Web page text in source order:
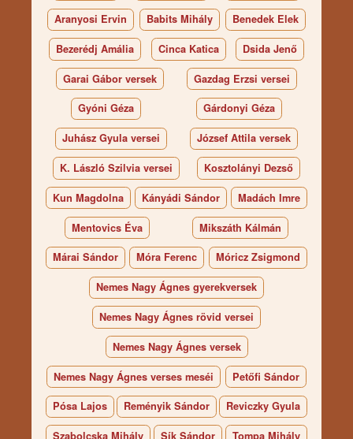
Aranyosi Ervin Babits Mihály Benedek Elek
Bezerédj Amália Cinca Katica Dsida Jenő
Garai Gábor versek Gazdag Erzsi versei
Gyóni Géza Gárdonyi Géza
Juhász Gyula versei József Attila versek
K. László Szilvia versei Kosztolányi Dezső
Kun Magdolna Kányádi Sándor Madách Imre
Mentovics Éva Mikszáth Kálmán
Márai Sándor Móra Ferenc Móricz Zsigmond
Nemes Nagy Ágnes gyerekversek
Nemes Nagy Ágnes rövid versei
Nemes Nagy Ágnes versek
Nemes Nagy Ágnes verses meséi Petőfi Sándor
Pósa Lajos Reményik Sándor Reviczky Gyula
Szabolcska Mihály Sík Sándor Tompa Mihály